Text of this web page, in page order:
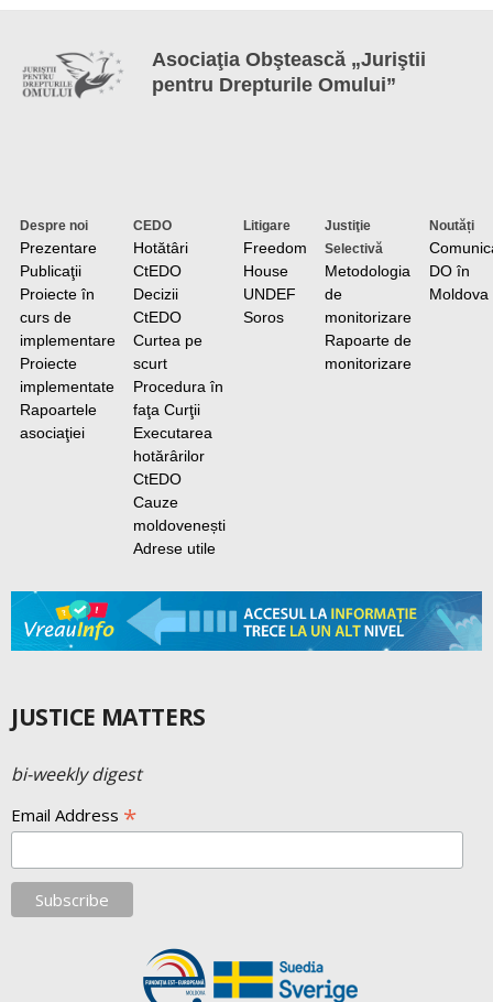
Asociaţia Obştească „Juriştii
pentru Drepturile Omului”
Despre noi
Prezentare
Publicaţii
Proiecte în
curs de
implementare
Proiecte
implementate
Rapoartele
asociaţiei
CEDO
Hotătâri
CtEDO
Decizii
CtEDO
Curtea pe
scurt
Procedura în
faţa Curţii
Executarea
hotărârilor
CtEDO
Cauze
moldovenești
Adrese utile
Litigare
Freedom
House
UNDEF
Soros
Justiţie
Selectivă
Metodologia
de
monitorizare
Rapoarte de
monitorizare
Noutăți
DO în
Moldova
JUSTICE MATTERS
bi-weekly digest
Email Address *